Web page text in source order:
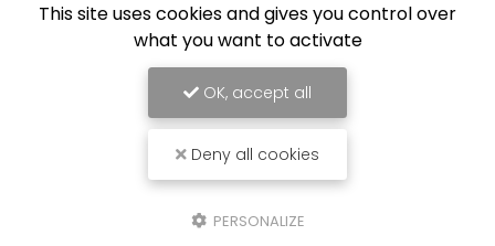
This site uses cookies and gives you control over
what you want to activate
OK, accept all
Deny all cookies
PERSONALIZE